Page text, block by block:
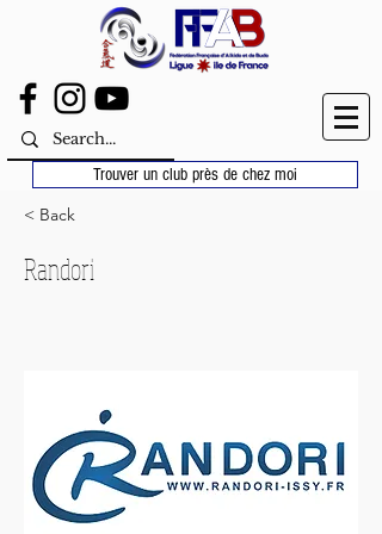
Trouver un club près de chez moi
< Back
Randori